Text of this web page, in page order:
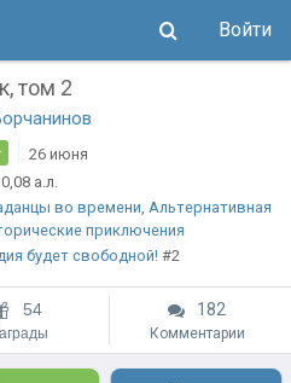
Войти
том 2
26 июня
а.л.
во времени,Альтернативная
приключения
будет свободной! #2
54 182
Комментарии